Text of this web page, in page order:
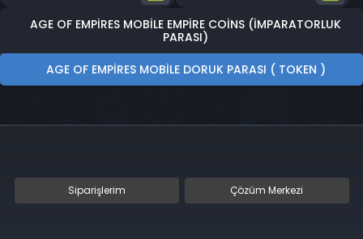
AGE OF EMPIRES MOBILE EMPIRE COINS (İMPARATORLUK
PARASI)
AGE OF EMPIRES MOBILE DORUK PARASI ( TOKEN )
Siparişlerim Çözüm Merkezi